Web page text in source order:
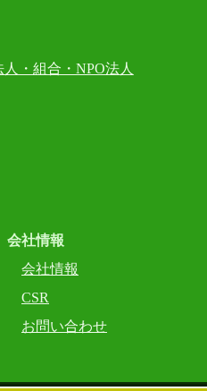
・組合・NPO法人
会社情報
会社情報
CSR
お問い合わせ